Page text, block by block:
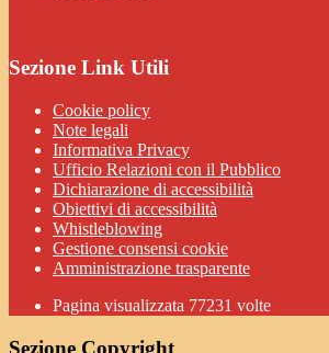
Sezione Link Utili
Cookie policy
Note legali
Informativa Privacy
Ufficio Relazioni con il Pubblico
Dichiarazione di accessibilità
Obiettivi di accessibilità
Whistleblowing
Gestione consensi cookie
Amministrazione trasparente
Pagina visualizzata 77231 volte
Sezione Copyright